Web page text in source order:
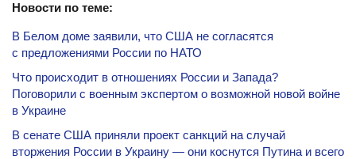
Новости по теме:
В Белом доме заявили, что США не согласятся
с предложениями России по НАТО
Что происходит в отношениях России и Запада?
Поговорили с военным экспертом о возможной новой войне
в Украине
В сенате США приняли проект санкций на случай
вторжения России в Украину — они коснутся Путина и всего